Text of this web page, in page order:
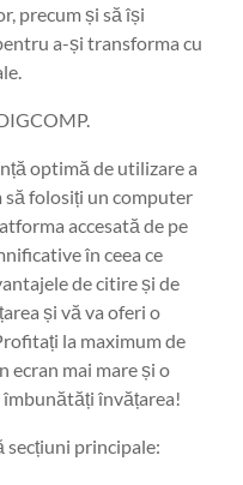
precum și să își
a-și transforma cu
optimă de utilizare a
folosiți un computer
accesată de pe
în ceea ce
de citire și de
și vă va oferi o
la maximum de
ecran mai mare și o
învățarea!
secțiuni principale: